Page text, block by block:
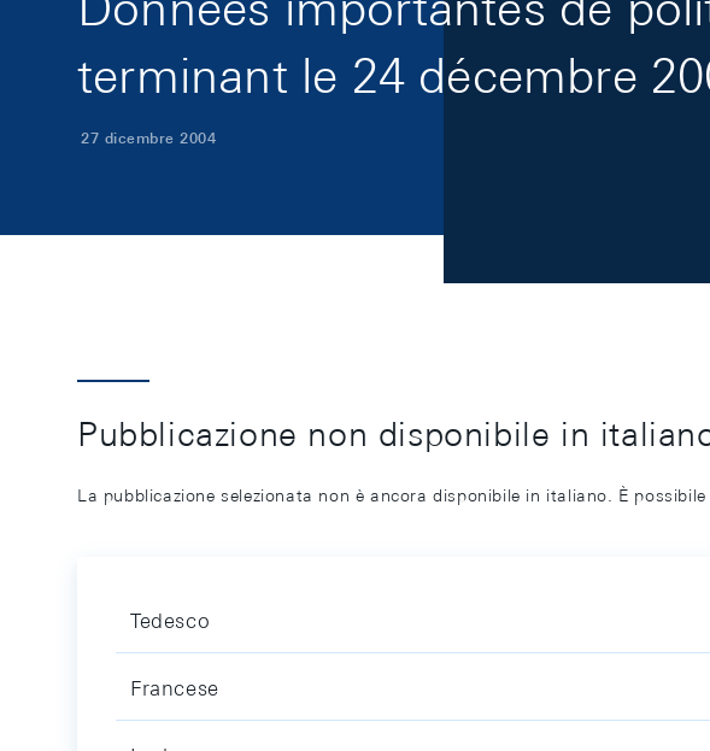
terminant le 24 décembre
27 dicembre 2004
Pubblicazione non disponibile in
La pubblicazione selezionata non è ancora disponibile in italiano. È
Tedesco
Francese